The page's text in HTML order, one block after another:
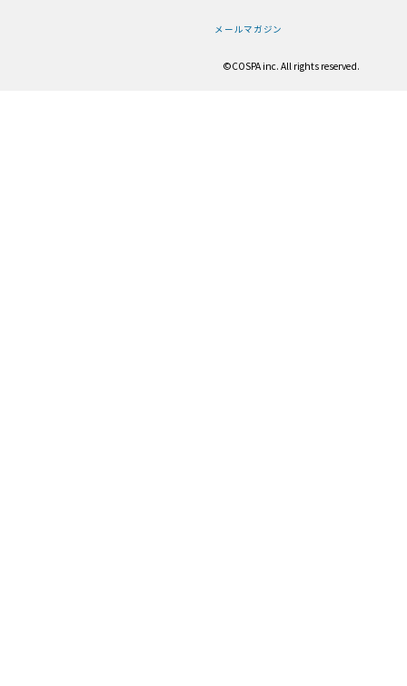
メールマガジン
©COSPA inc. All rights reserved.